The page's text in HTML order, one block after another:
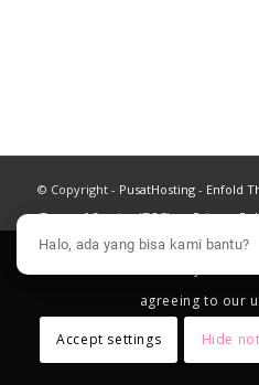
© Copyright - PusatHosting- Enfold
Term of Service (TOS)
Privacy
agreeing to our
Accept settings Hide
Halo, ada yang bisa kami bantu?